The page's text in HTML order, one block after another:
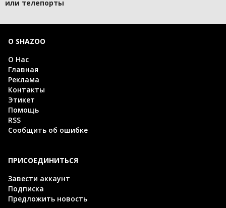
или телепорты
О SHAZOO
О Нас
Главная
Реклама
Контакты
Этикет
Помощь
RSS
Сообщить об ошибке
ПРИСОЕДИНИТЬСЯ
Завести аккаунт
Подписка
Предложить новость